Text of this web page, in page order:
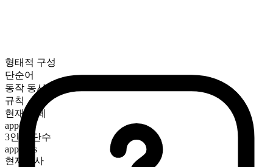
형태적 구성
단순어
동작 동사
규칙
현재 시제
appoint
3인칭 단수
appoints
현재분사